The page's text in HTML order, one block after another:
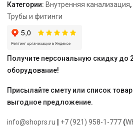
Категории: Внутренняя канализация,
Трубы и фитинги
Получите персональную скидку до
оборудование!
Присылайте смету или список
выгодное предложение.
info@shoprs.ru +7 (921) 958-1-777 (